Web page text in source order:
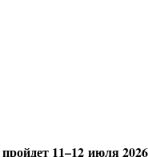
11–12 июля 2026